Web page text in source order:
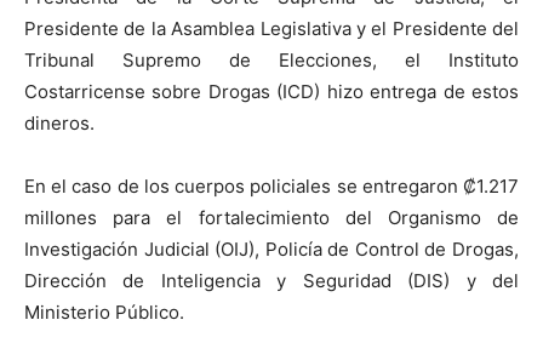
Presidente de la Asamblea Legislativa y el Presidente del
Tribunal Supremo de Elecciones, el Instituto
Costarricense sobre Drogas (ICD) hizo entrega de estos
dineros.
En el caso de los cuerpos policiales se entregaron ₡1.217
millones para el fortalecimiento del Organismo de
Investigación Judicial (OIJ), Policía de Control de Drogas,
Dirección de Inteligencia y Seguridad (DIS) y del
Ministerio Público.